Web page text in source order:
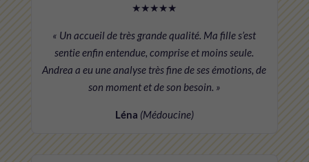
★★★★★
« Un accueil de très grande qualité. Ma fille s’est
sentie enfin entendue, comprise et moins seule.
Andrea a eu une analyse très fine de ses émotions, de
son moment et de son besoin. »
Léna (Médoucine)